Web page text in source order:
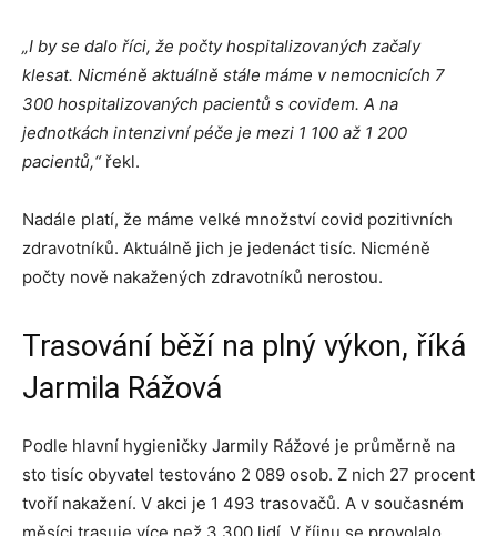
„I by se dalo říci, že počty hospitalizovaných začaly
klesat. Nicméně aktuálně stále máme v nemocnicích 7
300 hospitalizovaných pacientů s covidem. A na
jednotkách intenzivní péče je mezi 1 100 až 1 200
pacientů,“ řekl.
Nadále platí, že máme velké množství covid pozitivních
zdravotníků. Aktuálně jich je jedenáct tisíc. Nicméně
počty nově nakažených zdravotníků nerostou.
Trasování běží na plný výkon, říká
Jarmila Rážová
Podle hlavní hygieničky Jarmily Rážové je průměrně na
sto tisíc obyvatel testováno 2 089 osob. Z nich 27 procent
tvoří nakažení. V akci je 1 493 trasovačů. A v současném